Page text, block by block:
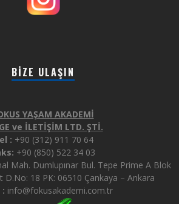
BIZE ULAŞIN
YAŞAM AKADEMİ
ve İLETİŞİM LTD. ŞTİ.
: +90 (312) 911 70 64
+90 (850) 522 34 03
Mah. Dumlupınar Bul. Tepe Prime A Blok
D.No: 18 PK: 06510 Çankaya – Ankara
info@fokusakademi.com.tr